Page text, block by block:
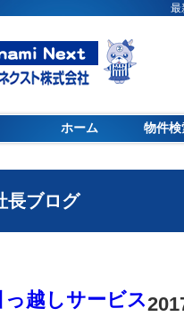
最
ホーム 物件検
長ブログ
っ越しサービス